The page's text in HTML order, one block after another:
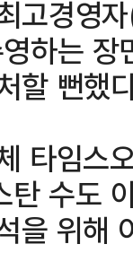
고경영
하는
할 뻔했
타임스
탄 수도
위해